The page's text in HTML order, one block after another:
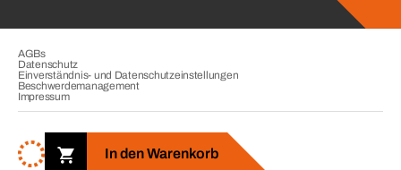
In den Warenkorb
Copyright © 2026. BTI Befestigungstechnik GmbH & Co. KG. Alle
Rechte vorbehalten. Verkauf nur an Unternehmer, Gewerbetreibende,
AGBs
Datenschutz
Einverständnis- und Datenschutzeinstellungen
Beschwerdemanagement
Impressum